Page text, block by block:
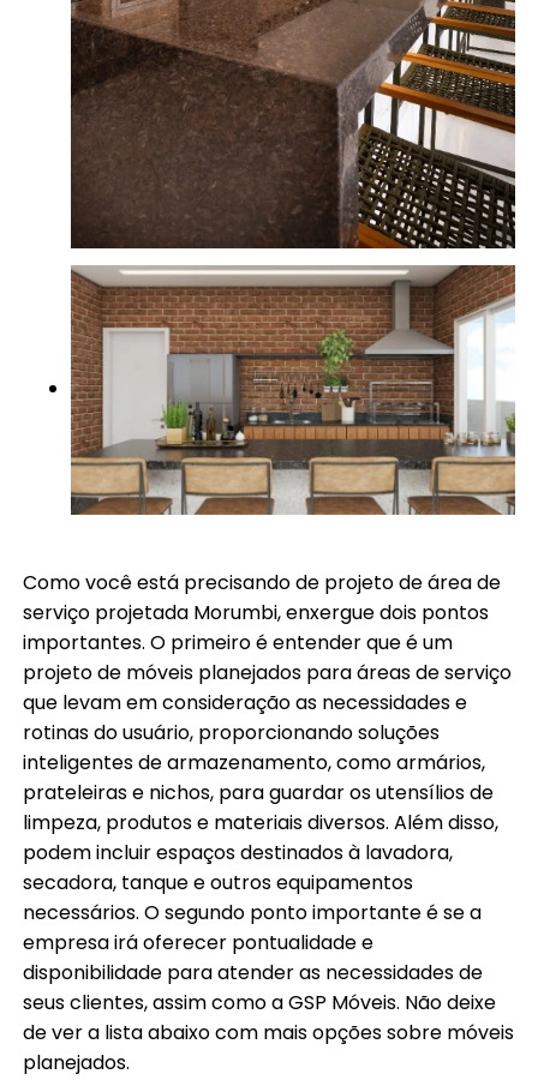
Como você está precisando de projeto de área de
serviço projetada Morumbi, enxergue dois pontos
importantes. O primeiro é entender que é um
projeto de móveis planejados para áreas de serviço
que levam em consideração as necessidades e
rotinas do usuário, proporcionando soluções
inteligentes de armazenamento, como armários,
prateleiras e nichos, para guardar os utensílios de
limpeza, produtos e materiais diversos. Além disso,
podem incluir espaços destinados à lavadora,
secadora, tanque e outros equipamentos
necessários. O segundo ponto importante é se a
empresa irá oferecer pontualidade e
disponibilidade para atender as necessidades de
seus clientes, assim como a GSP Móveis. Não deixe
de ver a lista abaixo com mais opções sobre móveis
planejados.